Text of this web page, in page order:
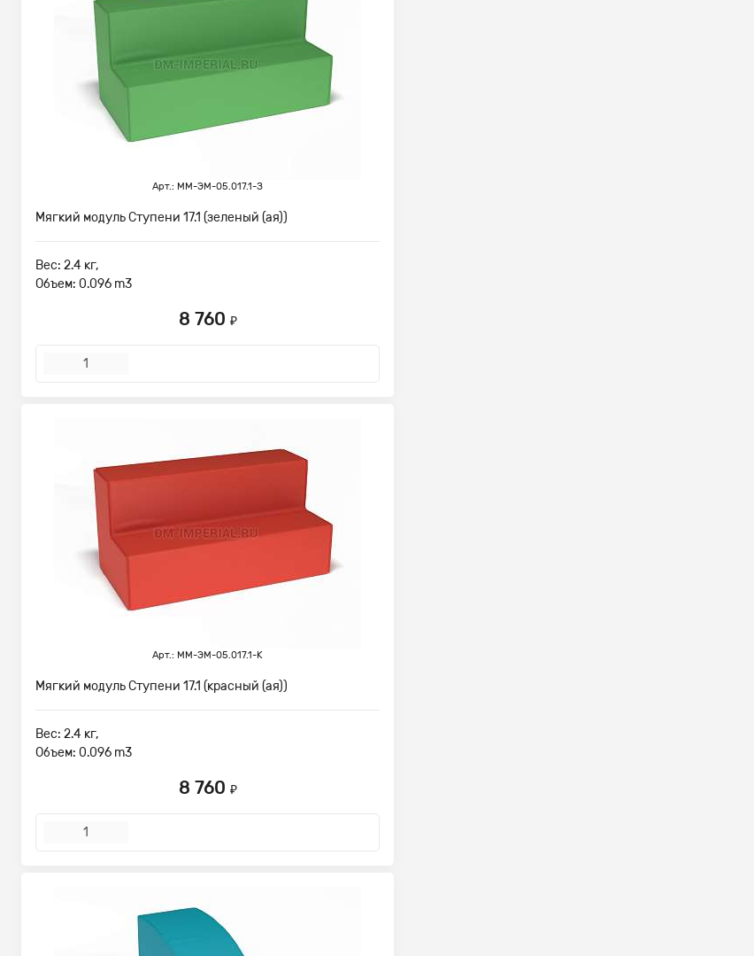
Арт.: ММ-ЭМ-05.017.1-З
Мягкий модуль Ступени 17.1 (зеленый (ая))
Вес: 2.4 кг,
Объем: 0.096 m3
8 760 ₽
Арт.: ММ-ЭМ-05.017.1-К
Мягкий модуль Ступени 17.1 (красный (ая))
Вес: 2.4 кг,
Объем: 0.096 m3
8 760 ₽